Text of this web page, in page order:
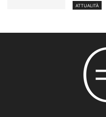
ATTUALITÀ